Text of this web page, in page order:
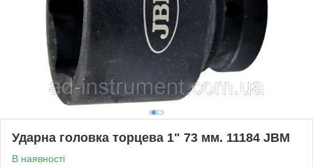
Ударна головка торцева 1" 73 мм. 11184 JBM
В наявності